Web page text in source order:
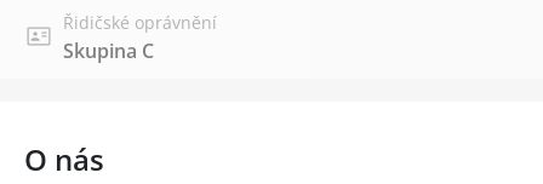
Řidičské oprávnění
Skupina C
O nás